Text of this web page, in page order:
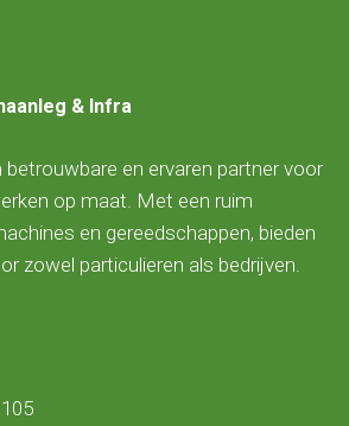
& Infra
betrouwbare en ervaren partner voor
op maat. Met een ruim
en gereedschappen, bieden
zowel particulieren als bedrijven.